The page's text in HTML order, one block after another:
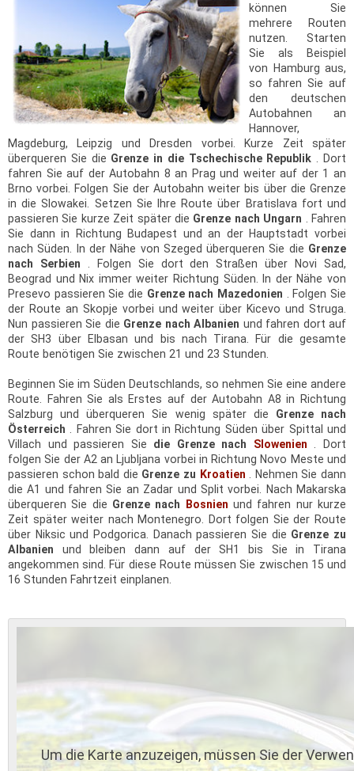
können Sie
mehrere Routen
nutzen. Starten
Sie als Beispiel
von Hamburg aus,
so fahren Sie auf
den deutschen
Autobahnen an
Hannover,
Magdeburg, Leipzig und Dresden vorbei. Kurze Zeit später
überqueren Sie die Grenze in die Tschechische Republik
. Dort
fahren Sie auf der Autobahn 8 an Prag und weiter auf der 1 an
Brno vorbei. Folgen Sie der Autobahn weiter bis über die Grenze
in die Slowakei. Setzen Sie Ihre Route über Bratislava fort und
passieren Sie kurze Zeit später die Grenze nach Ungarn
. Fahren
Sie dann in Richtung Budapest und an der Hauptstadt vorbei
nach Süden. In der Nähe von Szeged überqueren Sie die Grenze
nach Serbien
. Folgen Sie dort den Straßen über Novi Sad,
Beograd und Nix immer weiter Richtung Süden. In der Nähe von
Presevo passieren Sie die Grenze nach Mazedonien
. Folgen Sie
der Route an Skopje vorbei und weiter über Kicevo und Struga.
Nun passieren Sie die Grenze nach Albanien und fahren dort auf
der SH3 über Elbasan und bis nach Tirana. Für die gesamte
Route benötigen Sie zwischen 21 und 23 Stunden.
Beginnen Sie im Süden Deutschlands, so nehmen Sie eine andere
Route. Fahren Sie als Erstes auf der Autobahn A8 in Richtung
Salzburg und überqueren Sie wenig später die Grenze nach
Österreich
. Fahren Sie dort in Richtung Süden über Spittal und
Villach und passieren Sie die Grenze nach Slowenien
. Dort
folgen Sie der A2 an Ljubljana vorbei in Richtung Novo Meste und
passieren schon bald die Grenze zu Kroatien
. Nehmen Sie dann
die A1 und fahren Sie an Zadar und Split vorbei. Nach Makarska
überqueren Sie die Grenze nach Bosnienund fahren nur kurze
Zeit später weiter nach Montenegro. Dort folgen Sie der Route
über Niksic und Podgorica. Danach passieren Sie die Grenze zu
Albanien und bleiben dann auf der SH1 bis Sie in Tirana
angekommen sind. Für diese Route müssen Sie zwischen 15 und
16 Stunden Fahrtzeit einplanen.
Um die Karte anzuzeigen, müssen Sie der